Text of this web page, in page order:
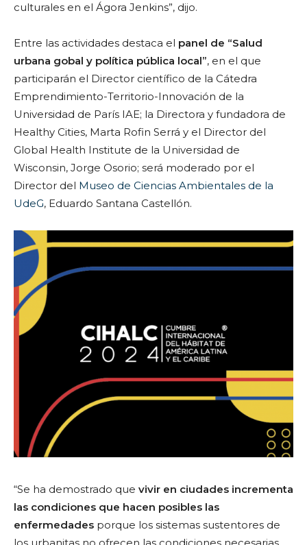
culturales en el Ágora Jenkins”, dijo.
Entre las actividades destaca el panel de “Salud
urbana gobal y política pública local”, en el que
participarán el Director científico de la Cátedra
Emprendimiento-Territorio-Innovación de la
Universidad de París IAE; la Directora y fundadora de
Healthy Cities, Marta Rofin Serrá y el Director del
Global Health Institute de la Universidad de
Wisconsin, Jorge Osorio; será moderado por el
Director del Museo de Ciencias Ambientales de la
UdeG, Eduardo Santana Castellón.
“Se ha demostrado que vivir en ciudades incrementa
las condiciones que hacen posibles las
enfermedades porque los sistemas sustentores de